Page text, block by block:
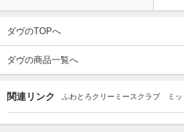
ダヴのTOPへ
ダヴの商品一覧へ
関連リンク ふわとろクリーミースクラブ ミッ